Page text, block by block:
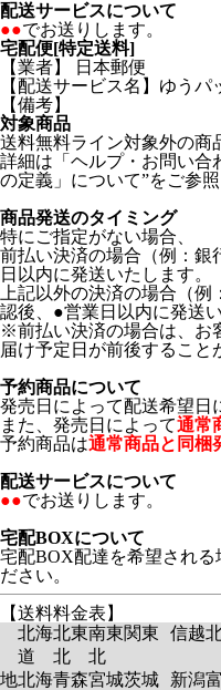
配送サービスについて
●●でお送りします。
宅配便[特定送料]
【業者】 日本郵便
【配送サービス名】ゆうパ
【備考】
対象商品
送料無料ライン対象外の商
詳細は「ヘルプ・お問い合
の定義」について”をご参照
商品発送のタイミング
特にご指定がない場合、
前払い決済の場合（例：
日以内に発送いたします。
上記以外の決済の場合（
認後、●営業日以内に発送い
※前払い決済の場合は、お
届け予定日が前後すること
予約商品について
発売日によって配送希望日
また、発売日によって通常
予約商品は通常商品と同梱
配送サービスについて
●●でお送りします。
宅配BOXについて
宅配BOX配達を希望される
ださい。
【送料料金表】
北海
道
北東
北
南東
北
関東 信越
地北海青森宮城茨城 新潟